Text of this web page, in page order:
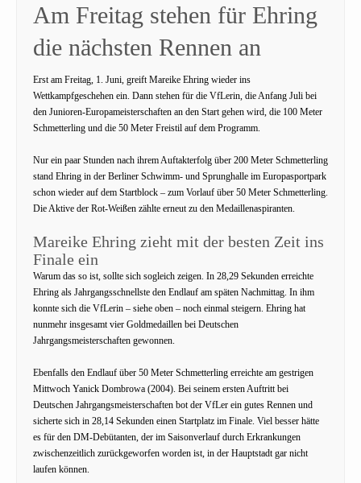
Am Freitag stehen für Ehring
die nächsten Rennen an
Erst am Freitag, 1. Juni, greift Mareike Ehring wieder ins
Wettkampfgeschehen ein. Dann stehen für die VfLerin, die Anfang Juli bei
den Junioren-Europameisterschaften an den Start gehen wird, die 100 Meter
Schmetterling und die 50 Meter Freistil auf dem Programm.
Nur ein paar Stunden nach ihrem Auftakterfolg über 200 Meter Schmetterling
stand Ehring in der Berliner Schwimm- und Sprunghalle im Europasportpark
schon wieder auf dem Startblock – zum Vorlauf über 50 Meter Schmetterling.
Die Aktive der Rot-Weißen zählte erneut zu den Medaillenaspiranten.
Mareike Ehring zieht mit der besten Zeit ins
Finale ein
Warum das so ist, sollte sich sogleich zeigen. In 28,29 Sekunden erreichte
Ehring als Jahrgangsschnellste den Endlauf am späten Nachmittag. In ihm
konnte sich die VfLerin – siehe oben – noch einmal steigern. Ehring hat
nunmehr insgesamt vier Goldmedaillen bei Deutschen
Jahrgangsmeisterschaften gewonnen.
Ebenfalls den Endlauf über 50 Meter Schmetterling erreichte am gestrigen
Mittwoch Yanick Dombrowa (2004). Bei seinem ersten Auftritt bei
Deutschen Jahrgangsmeisterschaften bot der VfLer ein gutes Rennen und
sicherte sich in 28,14 Sekunden einen Startplatz im Finale. Viel besser hätte
es für den DM-Debütanten, der im Saisonverlauf durch Erkrankungen
zwischenzeitlich zurückgeworfen worden ist, in der Hauptstadt gar nicht
laufen können.